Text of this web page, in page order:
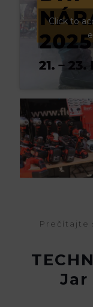
Click to
Prečítajte
Jar